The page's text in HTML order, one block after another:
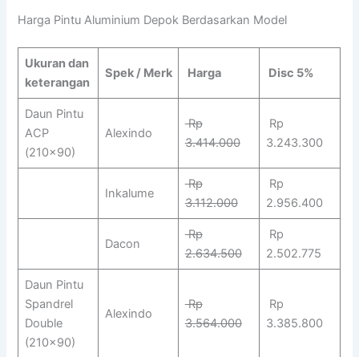
Harga Pintu Aluminium Depok Berdasarkan Model
Ukuran dan
keterangan
Spek / Merk Harga Disc 5%
Daun Pintu
ACP
(210×90)
Alexindo
Rp
3.414.000
Rp
3.243.300
Inkalume
Rp
3.112.000
Rp
2.956.400
Dacon
Rp
2.634.500
Rp
2.502.775
Daun Pintu
Spandrel
Double
(210×90)
Alexindo
Rp
3.564.000
Rp
3.385.800